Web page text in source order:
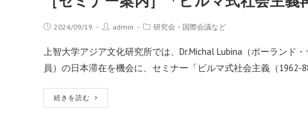
2024/09/19 admin 研究会・国際会議など
上智大学アジア文化研究所では、Dr.Michal Lubina（ポーランド
員）の日本滞在を機会に、セミナー「ビルマ式社会主義（1962-
続きを読む